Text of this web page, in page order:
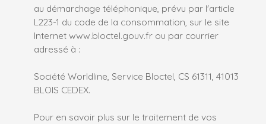
au démarchage téléphonique, prévu par l'article
L223-1 du code de la consommation, sur le site
Internet www.bloctel.gouv.fr ou par courrier
adressé à :
Société Worldline, Service Bloctel, CS 61311, 41013
BLOIS CEDEX.
Pour en savoir plus sur le traitement de vos